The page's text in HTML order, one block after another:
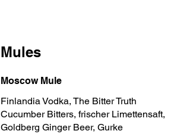
Mules
Moscow Mule
Finlandia Vodka, The Bitter Truth
Cucumber Bitters, frischer Limettensaft,
Goldberg Ginger Beer, Gurke